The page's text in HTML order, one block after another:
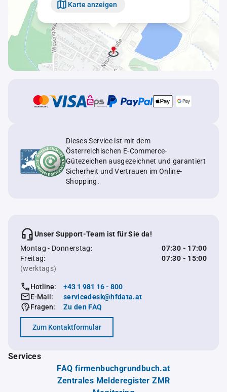
Karte anzeigen
Dieses Service ist mit dem
Österreichischen E-Commerce-
Gütezeichen ausgezeichnet und garantiert
Sicherheit und Vertrauen im Online-
Shopping.
Unser Support-Team ist für Sie da!
Montag - Donnerstag:
07:30 - 17:00
Freitag:
07:30 - 15:00
(werktags)
Hotline:
+43 1 981 16 - 800
E-Mail:
servicedesk@hfdata.at
Fragen:
Zu den FAQ
Zum Kontaktformular
Services
FAQ firmenbuchgrundbuch.at
Zentrales Melderegister ZMR